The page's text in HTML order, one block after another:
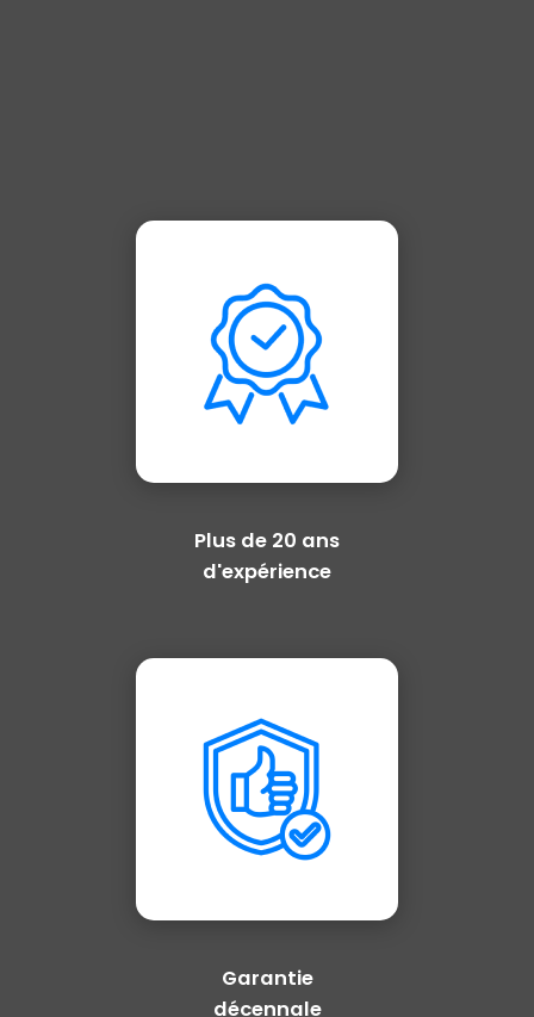
Plus de 20 ans
d'expérience
Garantie
décennale